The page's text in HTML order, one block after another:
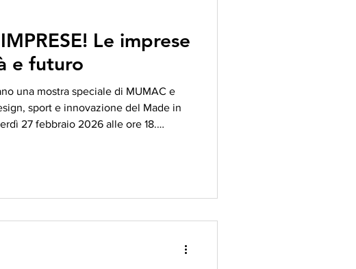
Le imprese
e futuro
una mostra speciale di MUMAC e
sport e innovazione del Made in
27 febbraio 2026 alle ore 18.